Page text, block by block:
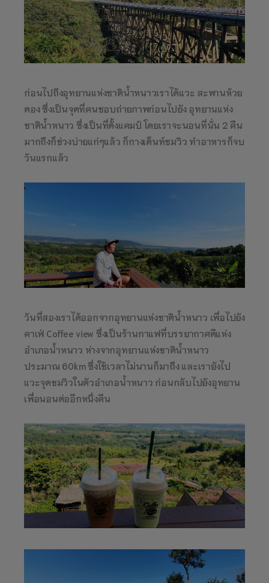
ก่อนไปถึงอุทยานแห่งชาติน้ำหนาวเราได้แวะ สะพานห้วย
ตอง ซึ่งเป็นจุดที่คนชอบถ่ายภาพก่อนไปยัง อุทยานแห่ง
ชาติน้ำหนาว ซึ่งเป็นที่ตั้งแคมป์ โดยเราจะนอนที่นั่น 2 คืน
มากถึงก็ช่วงบ่ายแก่ๆแล้ว ก็กางเต็นท์ชมวิว ทำอาหารก็จบ
วันแรกแล้ว
วันที่สองเราได้ออกจากอุทยานแห่งชาติน้ำหนาว เพื่อไปยัง
คาเฟ่ Coffee view ซึ่งเป็นร้านกาแฟที่บรรยากาศดีแห่ง
อำเภอน้ำหนาว ห่างจากอุทยานแห่งชาติน้ำหนาว
ประมาณ 60km ซึ่งใช้เวลาไม่นานก็มาถึง และเรายังไป
แวะจุดชมวิวในตัวอำเภอน้ำหนาว ก่อนกลับไปยังอุทยาน
เพื่อนอนต่ออีกหนึ่งคืน